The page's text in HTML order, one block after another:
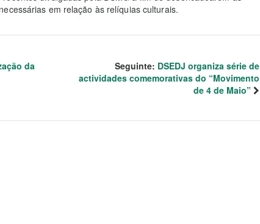
em relação às relíquias culturais.
da
Seguinte: DSEDJ organiza série de
actividades comemorativas do “Movimento
de 4 de Maio”